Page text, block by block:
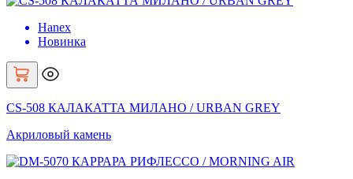
Hanex
Новинка
CS-508 КАЛАКАТТА МИЛАНО / URBAN GREY
Акриловый камень